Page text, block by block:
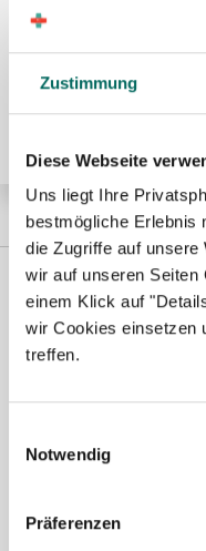
Zustimmung
Diese Webseite
Uns liegt Ihre
bestmögliche Erlebnis
die Zugriffe auf
wir auf unseren
einem Klick auf
wir Cookies einsetzen
treffen.
Notwendig
Präferenzen
🌟 PREMIUM-
Pharmazeutisch-
in Teilzeit ab sofort
Susanne Schwake-Karl
Ansprechpartnerin